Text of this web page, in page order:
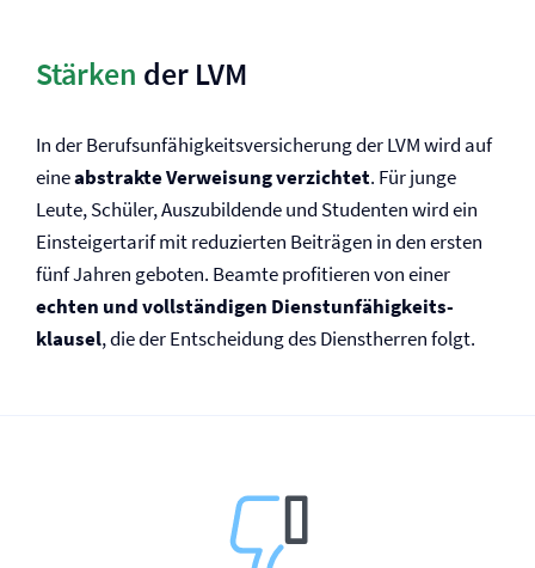
Stärken der LVM
In der Berufs­unfähigkeits­versicherung der LVM wird auf
eineabstrakte Verweisung verzichtet. Für junge
Leute, Schüler, Auszubildende und Studenten wird ein
Einsteigertarif mit reduzierten Beiträgen in den ersten
fünf Jahren geboten. Beamte profitieren von einer
echten und vollständigen Dienstunfähigkeits­
klausel, die der Entscheidung des Dienstherren folgt.